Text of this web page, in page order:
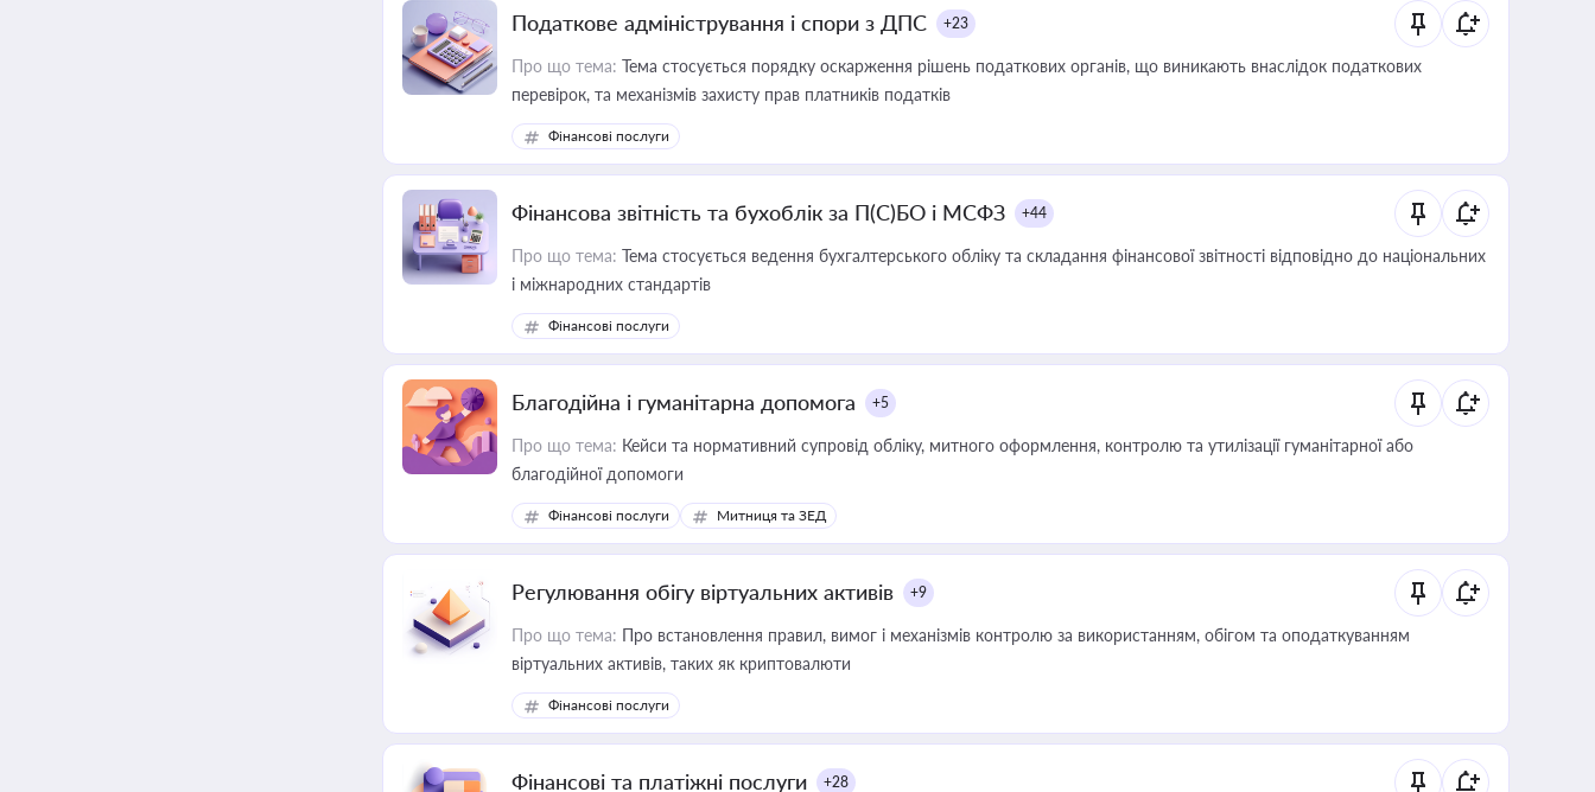
Податкове адміністрування і спори з ДПС +23
Про що тема: Тема стосується порядку оскарження рішень податкових органів, що виникають внаслідок податкових
перевірок, та механізмів захисту прав платників податків
Фінансові послуги
Фінансова звітність та бухоблік за П(С)БО і МСФЗ +44
Про що тема: Тема стосується ведення бухгалтерського обліку та складання фінансової звітності відповідно до національних
і міжнародних стандартів
Фінансові послуги
Благодійна і гуманітарна допомога +5
Про що тема: Кейси та нормативний супровід обліку, митного оформлення, контролю та утилізації гуманітарної або
благодійної допомоги
Фінансові послуги Митниця та ЗЕД
Регулювання обігу віртуальних активів +9
Про що тема: Про встановлення правил, вимог і механізмів контролю за використанням, обігом та оподаткуванням
віртуальних активів, таких як криптовалюти
Фінансові послуги
Фінансові та платіжні послуги +28